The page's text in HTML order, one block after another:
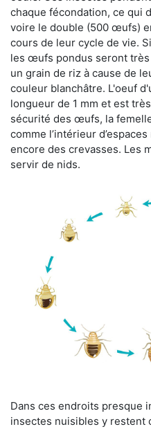
chaque fécondation, ce qui
voire le double (500 œufs)
cours de leur cycle de vie.
les œufs pondus seront
un grain de riz à cause de
couleur blanchâtre. L'oeuf
longueur de 1 mm et est
sécurité des œufs, la
comme l’intérieur
encore des crevasses. Les
servir de nids.
Dans ces endroits presque
insectes nuisibles y restent